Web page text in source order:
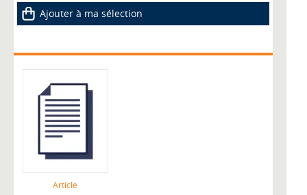
Ajouter à ma sélection
Article